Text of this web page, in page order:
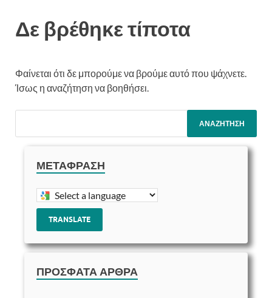
Δε βρέθηκε τίποτα
Φαίνεται ότι δε μπορούμε να βρούμε αυτό που ψάχνετε.
Ίσως η αναζήτηση να βοηθήσει.
ΜΕΤΆΦΡΑΣΗ
TRANSLATE
ΠΡΌΣΦΑΤΑ ΆΡΘΡΑ